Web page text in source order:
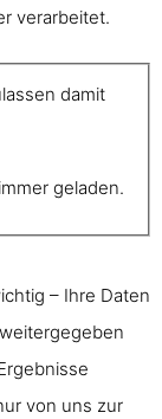
verarbeitet.
damit
geladen.
– Ihre Daten
von uns zur